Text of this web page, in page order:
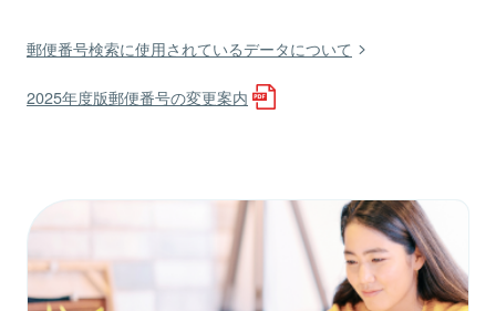
郵便番号検索に使用されているデータについて
2025年度版郵便番号の変更案内